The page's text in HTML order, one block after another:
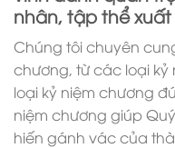
nhân, tập thể
Chúng tôi chuyên
chương, từ các loại
loại kỷ niệm chương
niệm chương giúp
hiến gánh vác của